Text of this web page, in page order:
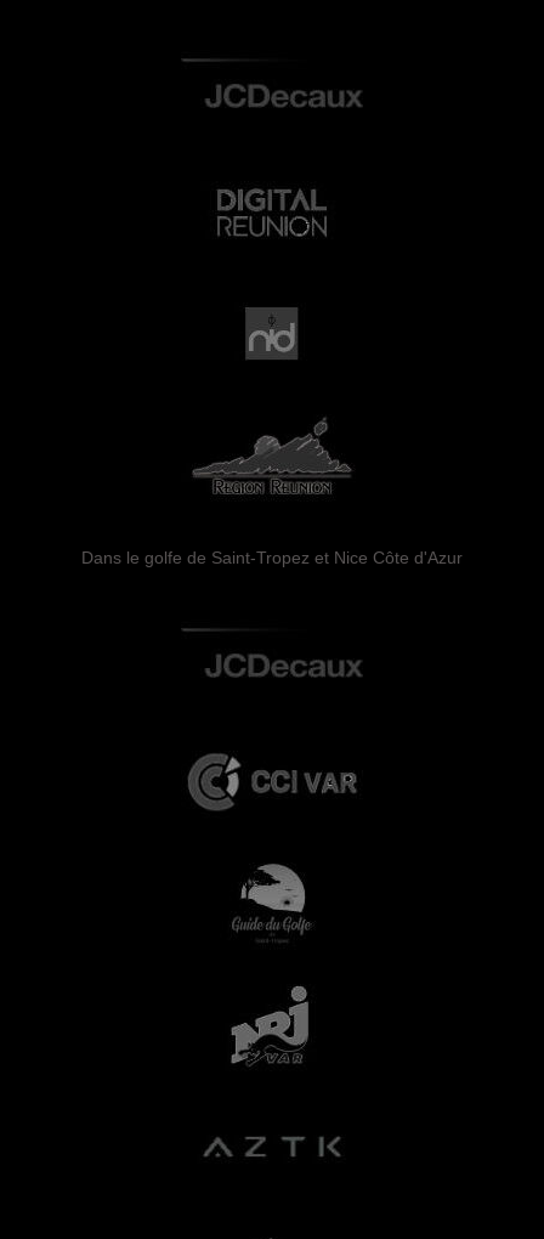
Dans le golfe de Saint-Tropez et Nice Côte d'Azur